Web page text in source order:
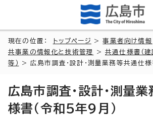
現在の位置： トップページ >事業者向け情報
共事業の情報化と技術管理
>共通仕様書（建
等）
> 広島市調査・設計・測量業務等共通仕様
広島市調査・設計・測量
様書（令和5年9月）